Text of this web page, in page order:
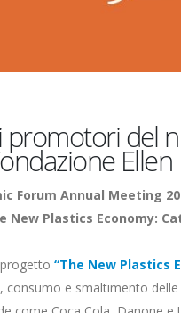
del
Forum Annual Meeting
New Plastics Economy:
“The New Plastics
consumo e smaltimento delle